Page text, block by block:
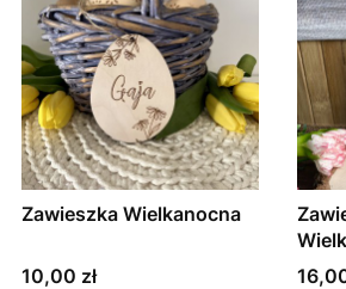
Zawieszka Wielkanocna
Cena
10,00 zł
Cena